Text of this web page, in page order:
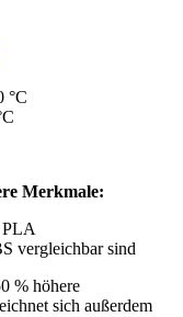
°C
Merkmale:
PLA
vergleichbar sind
% höhere
sich außerdem